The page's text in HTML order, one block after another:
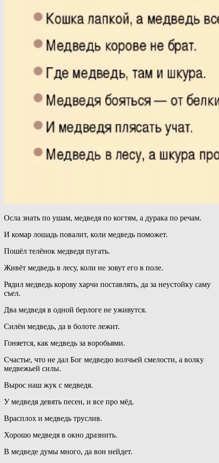
Осла знать по ушам, медведя по когтям, а дурака по речам.
И комар лошадь повалит, коли медведь поможет.
Пошёл телёнок медведя пугать.
Живёт медведь в лесу, коли не зовут его в поле.
Рядил медведь корову харчи поставлять, да за неустойку саму
съел.
Два медведя в одной берлоге не уживутся.
Силён медведь, да в болоте лежит.
Гоняется, как медведь за воробьями.
Счастье, что не дал Бог медведю волчьей смелости, а волку
медвежьей силы.
Вырос наш жук с медведя.
У медведя девять песен, и все про мёд.
Врасплох и медведь труслив.
Хорошо медведя в окно дразнить.
В медведе думы много, да вон нейдет.